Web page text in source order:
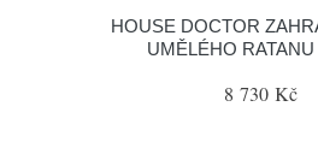
HOUSE DOCTOR
UMĚLÉHO
8 730 Kč